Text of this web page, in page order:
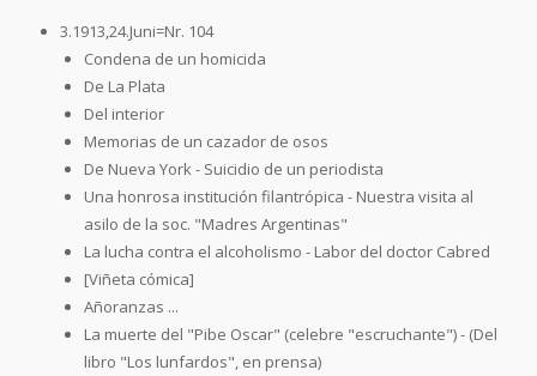
3.1913,24.Juni=Nr. 104
Condena de un homicida
De La Plata
Del interior
Memorias de un cazador de osos
De Nueva York - Suicidio de un periodista
Una honrosa institución filantrópica - Nuestra visita al
asilo de la soc. "Madres Argentinas"
La lucha contra el alcoholismo - Labor del doctor Cabred
[Viñeta cómica]
Añoranzas ...
La muerte del "Pibe Oscar" (celebre "escruchante") - (Del
libro "Los lunfardos", en prensa)